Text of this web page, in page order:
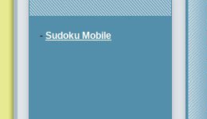
- Sudoku Mobile